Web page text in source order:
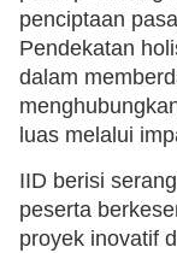
penciptaan
Pendekatan
dalam
luas melalui
IID berisi
peserta
proyek inovatif